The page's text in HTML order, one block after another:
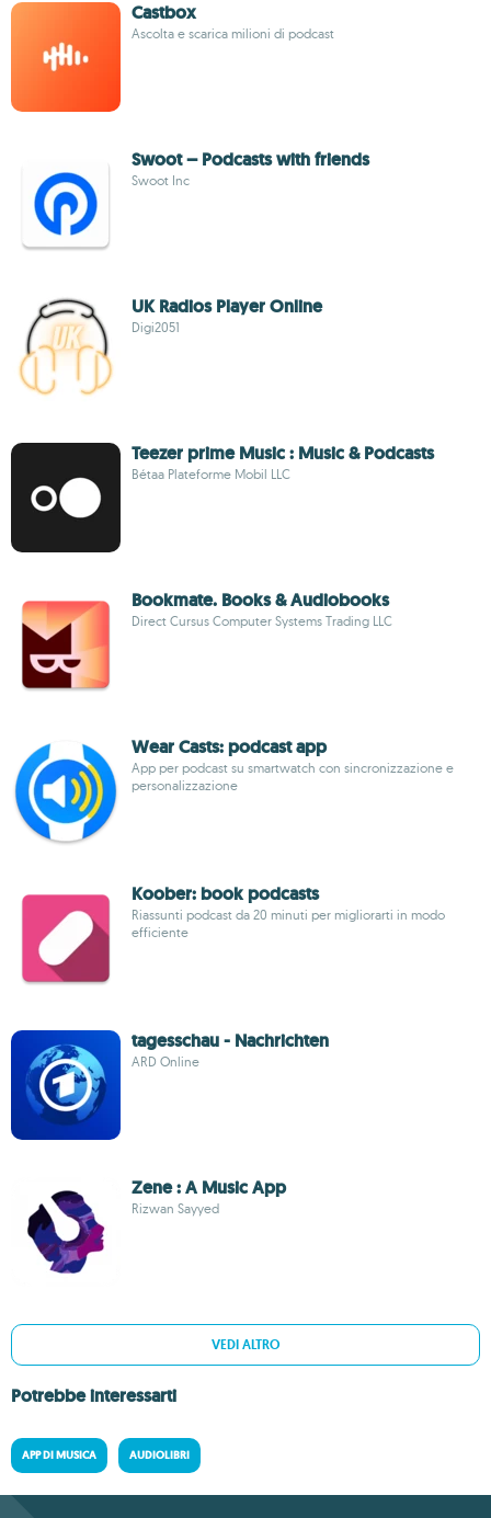
Castbox
Ascolta e scarica milioni di podcast
Swoot – Podcasts with friends
Swoot Inc
UK Radios Player Online
Digi2051
Teezer prime Music : Music & Podcasts
Bétaa Plateforme Mobil LLC
Bookmate. Books & Audiobooks
Direct Cursus Computer Systems Trading LLC
Wear Casts: podcast app
App per podcast su smartwatch con sincronizzazione e
personalizzazione
Koober: book podcasts
Riassunti podcast da 20 minuti per migliorarti in modo
efficiente
tagesschau - Nachrichten
ARD Online
Zene : A Music App
Rizwan Sayyed
VEDI ALTRO
Potrebbe interessarti
APP DI MUSICA AUDIOLIBRI